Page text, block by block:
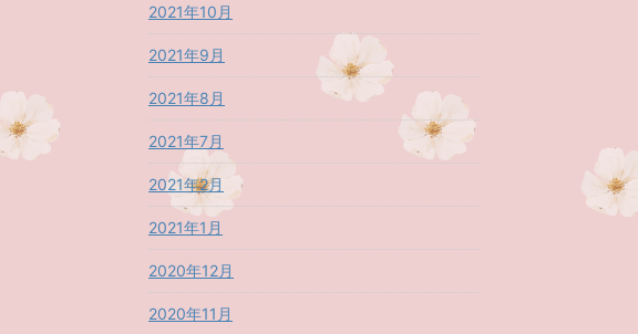
2021年10月
2021年9月
2021年8月
2021年7月
2021年2月
2021年1月
2020年12月
2020年11月